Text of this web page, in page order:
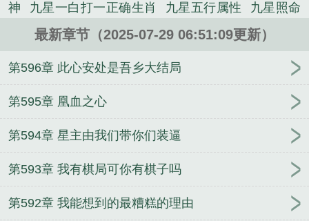
神
九星一白打一正确生肖 九星五行属性
九星照命
查询表
九星神龙诀最新章节
九星异象是什么意思
九星合创取得建筑施工专利
九星霸体诀阅读全文
最新版免费 九星连珠 九星八白打一正确生肖
九星
九星吉凶歌诀
九星霸体诀最近章节
九星飞宫图解
技
九星本源取得无人机机巢专利
九星霸体最新更新
星图 九星霸体诀百科 九星霸体诀最完整版
九星连
珠代表什么征兆 九星霸体诀最完
九星
霸体诀全文免费
九星神龙诀 九星霸体诀最新章节
最新章节（2025-07-29 06:51:09更新）
第596章 此心安处是吾乡大结局
第595章 凰血之心
第594章 星主由我们带你们装逼
第593章 我有棋局可你有棋子吗
第592章 我能想到的最糟糕的理由